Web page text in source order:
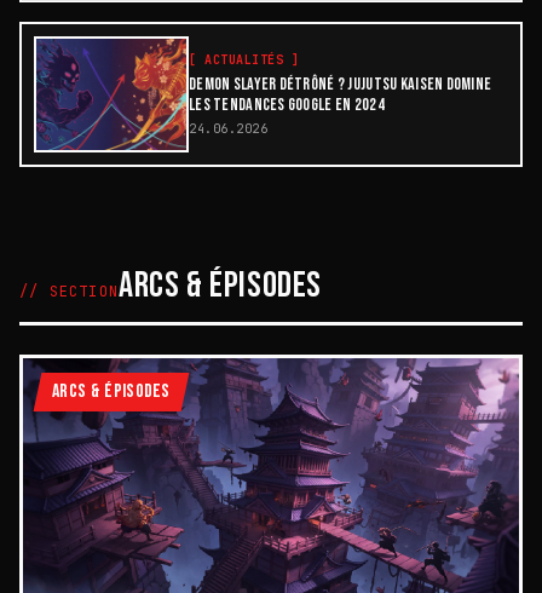
[ ACTUALITÉS ]
DEMON SLAYER DÉTRÔNÉ ? JUJUTSU KAISEN DOMINE
LES TENDANCES GOOGLE EN 2024
24.06.2026
// SECTIONARCS & ÉPISODES
ARCS & ÉPISODES